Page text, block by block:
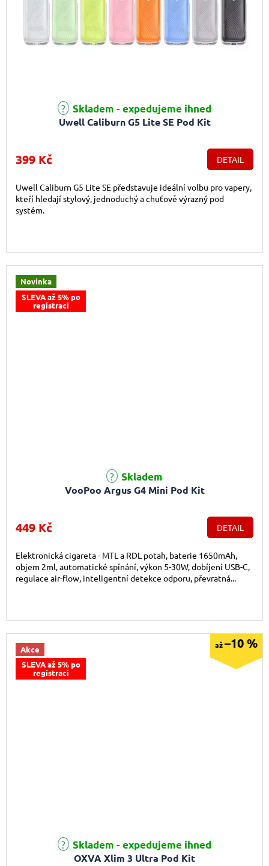
Uwell Caliburn G5 Lite SE Pod Kit
Skladem - expedujeme ihned
399 Kč DETAIL
Uwell Caliburn G5 Lite SE představuje ideální volbu pro vapery,
kteří hledají stylový, jednoduchý a chuťově výrazný pod
systém.
Novinka
SLEVA až 5% po
registraci
VooPoo Argus G4 Mini Pod Kit
Skladem
449 Kč DETAIL
Elektronická cigareta - MTL a RDL potah, baterie 1650mAh,
objem 2ml, automatické spínání, výkon 5-30W, dobíjení USB-C,
regulace air-flow, inteligentní detekce odporu, převratná...
Akce
SLEVA až 5% po
registraci
až–10 %
OXVA Xlim 3 Ultra Pod Kit
Průměrné hodnocení produktu je 5,0 z 5 hvězdiček.
Skladem - expedujeme ihned